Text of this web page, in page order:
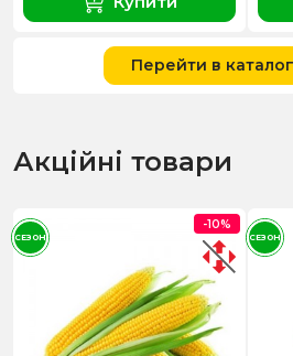
Перейти в
Акційні товари
-10%
СЕЗОН СЕЗОН